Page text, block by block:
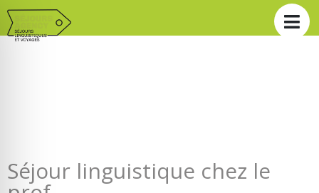
Séjour linguistique chez le